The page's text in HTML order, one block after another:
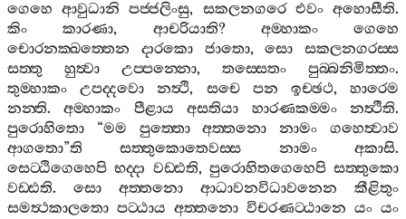
ගෙහෙ ආවුධානි පජ‍්ජලිංසු, සකලනගරෙ එවං අහොසීති.
කිං
කාරණා, ආචරියාති? අම‍්හාකං
ගෙහෙ
චොරනක‍්ඛත‍්තෙන
දාරකො ජාතො,සො
සකලනගරස‍්ස
සත‍්තු
හුත්‍වා උප‍්පන‍්නො, තස‍්සෙතං පුබ‍්බනිමිත‍්තං.
තුම‍්හාකං
උපද‍්දවො නත්‍ථි, සචෙ පන ඉච‍්ඡථ,හාරෙම
නන‍්ති.අම‍්හාකං පීළාය අසතියා හාරණකම‍්මං නත්‍ථීති.
පුරොහිතො “මම පුත‍්තො අත‍්තනො නාමං
ගහෙත්‍වාව
ආගතො”ති සත‍්තුකොතෙවස‍්ස නාමං අකාසි.
සෙට‍්ඨිගෙහෙපි භද‍්දා වඩ‍්ඪති, පුරොහිතගෙහෙපි සත‍්තුකො
වඩ‍්ඪති. සො අත‍්තනො ආධාවනවිධාවනෙන
කීළිතුං
සමත්‍ථකාලතො පට‍්ඨාය අත‍්තනො විචරණට‍්ඨානෙ යං යං